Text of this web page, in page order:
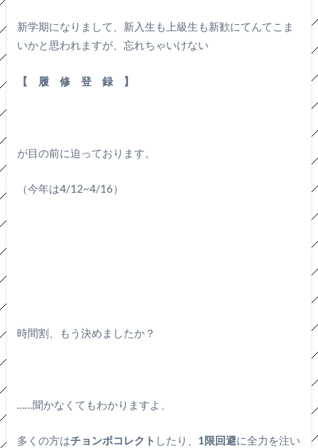
新学期になりまして、新入生も上級生も新歓にてんてこま
いかと思われますが、忘れちゃいけない
【 履 修 登 録 】
が目の前に迫っております。
（今年は4/12~4/16）
時間割、もう決めましたか？
……聞かなくてもわかりますよ、
多くの方はチョンボコレクト したり、 1限回避に全力を注い